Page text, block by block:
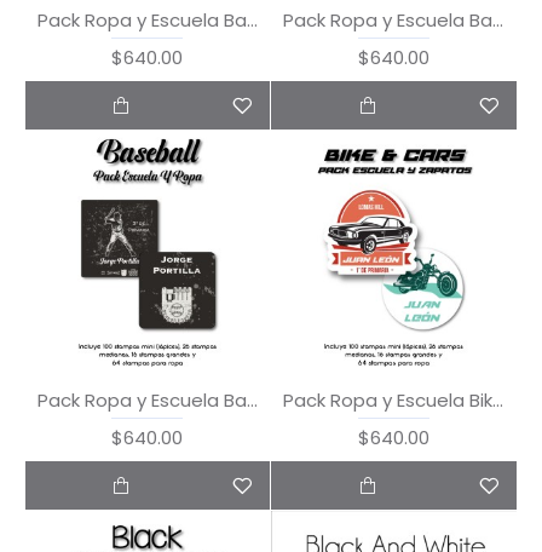
Pack Ropa y Escuela Ballet
$640.00
Pack Ropa y Escuela Barca
$640.00
Pack Ropa y Escuela Baseball
$640.00
Pack Ropa y Escuela Bike and Car
$640.00